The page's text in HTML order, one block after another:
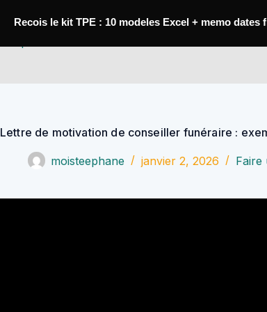
Lettre de motivation de conseiller funéraire :
moisteephane janvier 2, 2026 Faire
Recois le kit TPE : 10 modeles Excel + memo dates